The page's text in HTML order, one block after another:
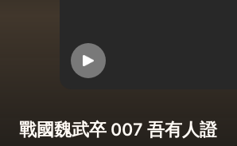
戰國魏武卒 007 吾有人證